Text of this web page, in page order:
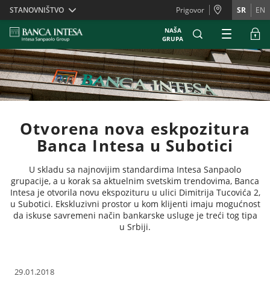
Skiplinks
STANOVNIŠTVO Prigovor SR EN
NAŠA
GRUPA
Otvorena nova eskpozitura
Banca Intesa u Subotici
U skladu sa najnovijim standardima Intesa Sanpaolo
grupacije, a u korak sa aktuelnim svetskim trendovima, Banca
Intesa je otvorila novu ekspozituru u ulici Dimitrija Tucovića 2,
u Subotici. Ekskluzivni prostor u kom klijenti imaju mogućnost
da iskuse savremeni način bankarske usluge je treći tog tipa
u Srbiji.
29.01.2018